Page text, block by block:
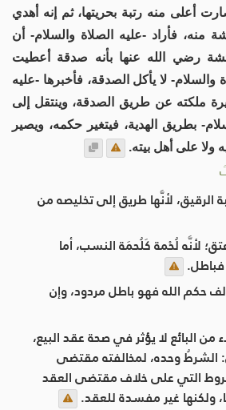
أعلى منه رتبة بحريتها، ثم إنه أهدي
منه، فأراد -عليه الصلاة والسلام- أن
رضي الله عنها بأنه صدقة أعطيت
والسلام- لا يأكل الصدقة، فأخبرها -عليه
ملكته عن طريق الصدقة، وينتقل إلى
بطريق الهدية، فيتغير حكمه، ويصير
ولا على أهل بيته.
الرقيق، لأنَّها طريق إلى تخليصه من
لأنَّه لُحْمة كَلُحمَة النسب، أما
فباطل.
حكم الله فهو باطل مردود، وإن
من البائع لا يؤثر في صحة عقد البيع،
الشرطُ وحده، لمخالفته مقتضى
التي على خلاف مقتضى العقد
ولكنها غير مفسدة للعقد.